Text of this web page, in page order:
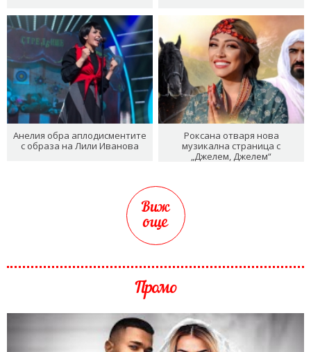
Анелия обра аплодисментите
с образа на Лили Иванова
Роксана отваря нова
музикална страница с
„Джелем, Джелем“
Виж
още
Промо